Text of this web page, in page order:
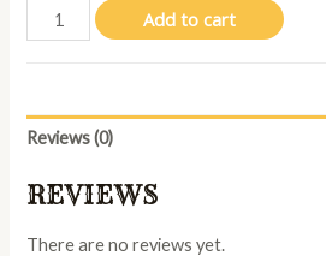
Jupiter
takavalo
quantity
Add to cart
Reviews (0)
REVIEWS
There are no reviews yet.